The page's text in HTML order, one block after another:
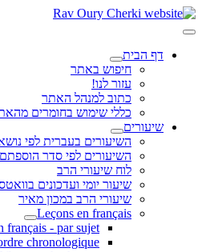
דף הבית
חיפוש באתר
עזור לנו!
כתוב למנהל האתר
כללי שימוש בחומרים
שיעורים
השיעורים בעברית לפי
השיעורים לפי סדר
לוח שיעורי הרב
שיעור יומי ועדכונים
שיעורי הרב במכון מאיר
Leçons en français
français - par sujet
chronologique